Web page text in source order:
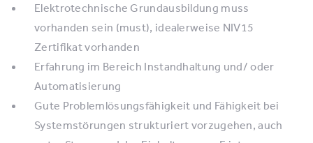
Elektrotechnische Grundausbildung muss
vorhanden sein (must), idealerweise NIV15
Zertifikat vorhanden
Erfahrung im Bereich Instandhaltung und/ oder
Automatisierung
Gute Problemlösungsfähigkeit und Fähigkeit bei
Systemstörungen strukturiert vorzugehen, auch